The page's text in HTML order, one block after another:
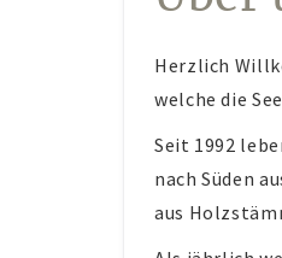
Herzlich
welche die
Seit 1992
nach Süden
aus